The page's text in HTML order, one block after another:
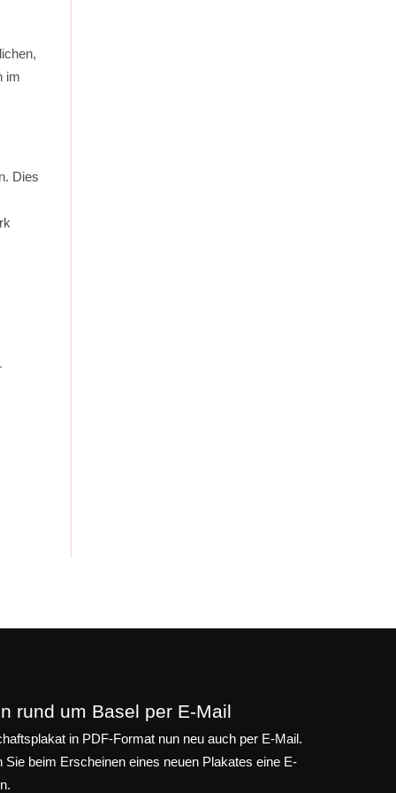
im
Dies
rund um Basel per E-Mail
in PDF-Format nun neu auch per E-Mail.
Sie beim Erscheinen eines neuen Plakates eine E-